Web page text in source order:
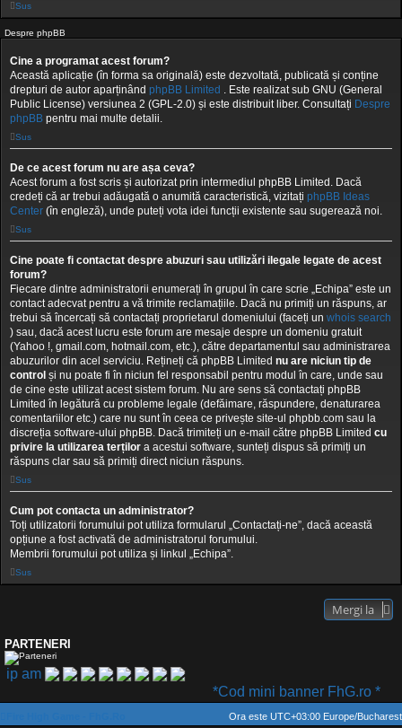
Sus
Despre phpBB
Cine a programat acest forum?
Această aplicație (în forma sa originală) este dezvoltată, publicată și conține
drepturi de autor aparținând phpBB Limited . Este realizat sub GNU (General
Public License) versiunea 2 (GPL-2.0) și este distribuit liber. Consultați Despre
phpBB pentru mai multe detalii.
Sus
De ce acest forum nu are așa ceva?
Acest forum a fost scris și autorizat prin intermediul phpBB Limited. Dacă
credeți că ar trebui adăugată o anumită caracteristică, vizitați phpBB Ideas
Center (în engleză), unde puteți vota idei funcții existente sau sugerează noi.
Sus
Cine poate fi contactat despre abuzuri sau utilizări ilegale legate de acest
forum?
Fiecare dintre administratorii enumerați în grupul în care scrie „Echipa” este un
contact adecvat pentru a vă trimite reclamațiile. Dacă nu primiți un răspuns, ar
trebui să încercați să contactați proprietarul domeniului (faceți un whois search
) sau, dacă acest lucru este forum are mesaje despre un domeniu gratuit
(Yahoo !, gmail.com, hotmail.com, etc.), către departamentul sau administrarea
abuzurilor din acel serviciu. Rețineți că phpBB Limited nu are niciun tip de
control și nu poate fi în niciun fel responsabil pentru modul în care, unde sau
de cine este utilizat acest sistem forum. Nu are sens să contactați phpBB
Limited în legătură cu probleme legale (defăimare, răspundere, denaturarea
comentariilor etc.) care nu sunt în ceea ce privește site-ul phpbb.com sau la
discreția software-ului phpBB. Dacă trimiteți un e-mail către phpBB Limited cu
privire la utilizarea terților a acestui software, sunteți dispus să primiți un
răspuns clar sau să primiți direct niciun răspuns.
Sus
Cum pot contacta un administrator?
Toți utilizatorii forumului pot utiliza formularul „Contactați-ne”, dacă această
opțiune a fost activată de administratorul forumului.
Membrii forumului pot utiliza și linkul „Echipa”.
Sus
Mergi la
PARTENERI
*Cod mini banner FhG.ro *
Ora este UTC+03:00 Europe/Bucharest